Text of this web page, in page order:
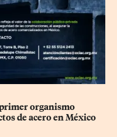
organismo
de acero en México